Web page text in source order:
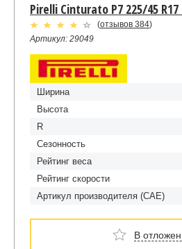
Pirelli Cinturato P7 225/45 R17
(отзывов 384)
Артикул: 29049
Ширина
Высота
R
Сезонность
Рейтинг веса
Рейтинг скорости
Артикул производителя (CAE)
В